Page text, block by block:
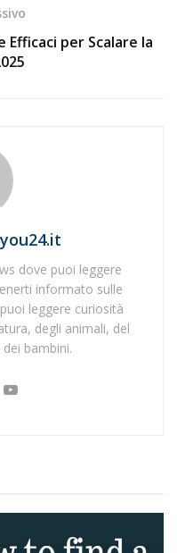
Efficaci per Scalare la
dove puoi leggere
informato sulle
leggere curiosità
degli animali, del
bambini.